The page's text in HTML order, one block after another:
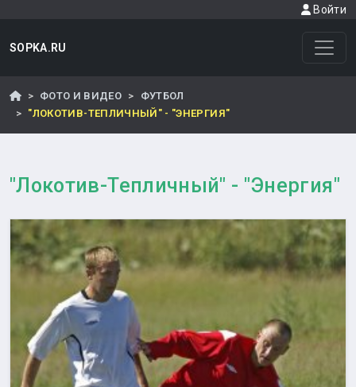
Войти
SOPKA.RU
ФОТО И ВИДЕО
ФУТБОЛ
"ЛОКОТИВ-ТЕПЛИЧНЫЙ" - "ЭНЕРГИЯ"
"Локотив-Тепличный" - "Энергия"